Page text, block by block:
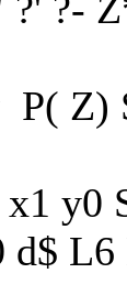
P( Z)
y0
d$